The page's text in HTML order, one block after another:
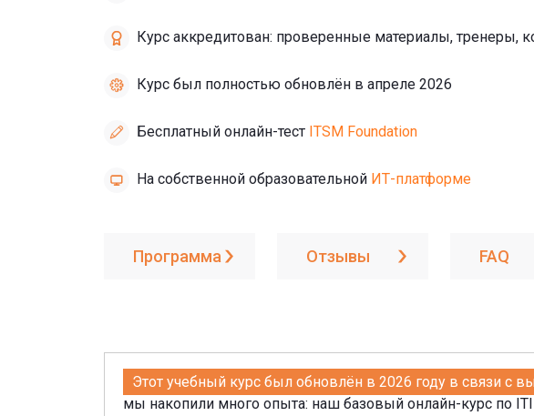
Курс аккредитован: проверенные материалы, тренеры,
Курс был полностью обновлён в апреле 2026
Бесплатный онлайн-тест ITSM Foundation
На собственной образовательной ИТ-платформе
Программа Отзывы FAQ
Этот учебный курс был обновлён в 2026 году в связи с
мы накопили много опыта: наш базовый онлайн-курс по